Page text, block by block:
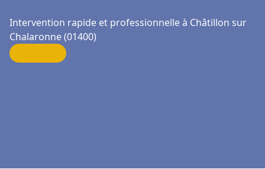
Intervention rapide et professionnelle à Châtillon sur
Chalaronne (01400)